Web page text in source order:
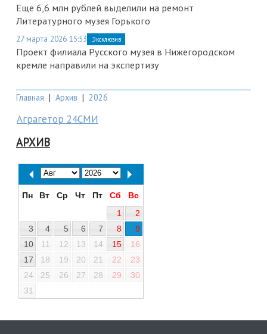
Еще 6,6 млн рублей выделили на ремонт
Литературного музея Горького
27 марта 2026 15:53 Эксклюзив
Проект филиала Русского музея в Нижегородском
кремле направили на экспертизу
Главная | Архив | 2026
Аграгетор 24СМИ
АРХИВ
Пн Вт Ср Чт Пт Сб
Вс
1
2
3
4 5 6 7 8
9
10
11 12 13 14 15
16
17
18 19 20 21 22
23
24
25 26 27 28 29
30
31